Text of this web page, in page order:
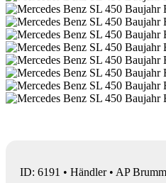
ID: 6191 • Händler • AP